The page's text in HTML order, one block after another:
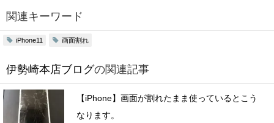
関連キーワード
iPhone11 画面割れ
伊勢崎本店ブログの関連記事
【iPhone】画面が割れたまま使っているとこう
なります。